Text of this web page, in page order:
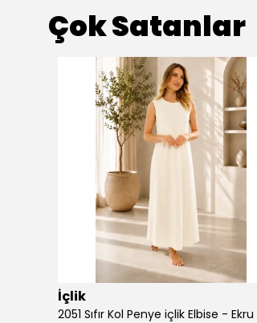
Çok Satanlar
İçlik
2051 Sıfır Kol Penye içlik Elbise - Ekru